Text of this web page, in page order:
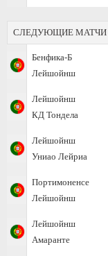
СЛЕДУЮЩИЕ МАТЧИ
Бенфика-Б
Лейшойнш
Лейшойнш
КД Тондела
Лейшойнш
Униао Лейриа
Портимоненсе
Лейшойнш
Лейшойнш
Амаранте